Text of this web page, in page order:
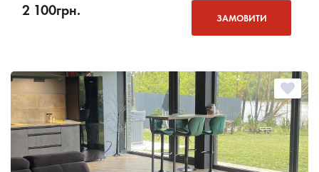
2 100грн. ЗАМОВИТИ